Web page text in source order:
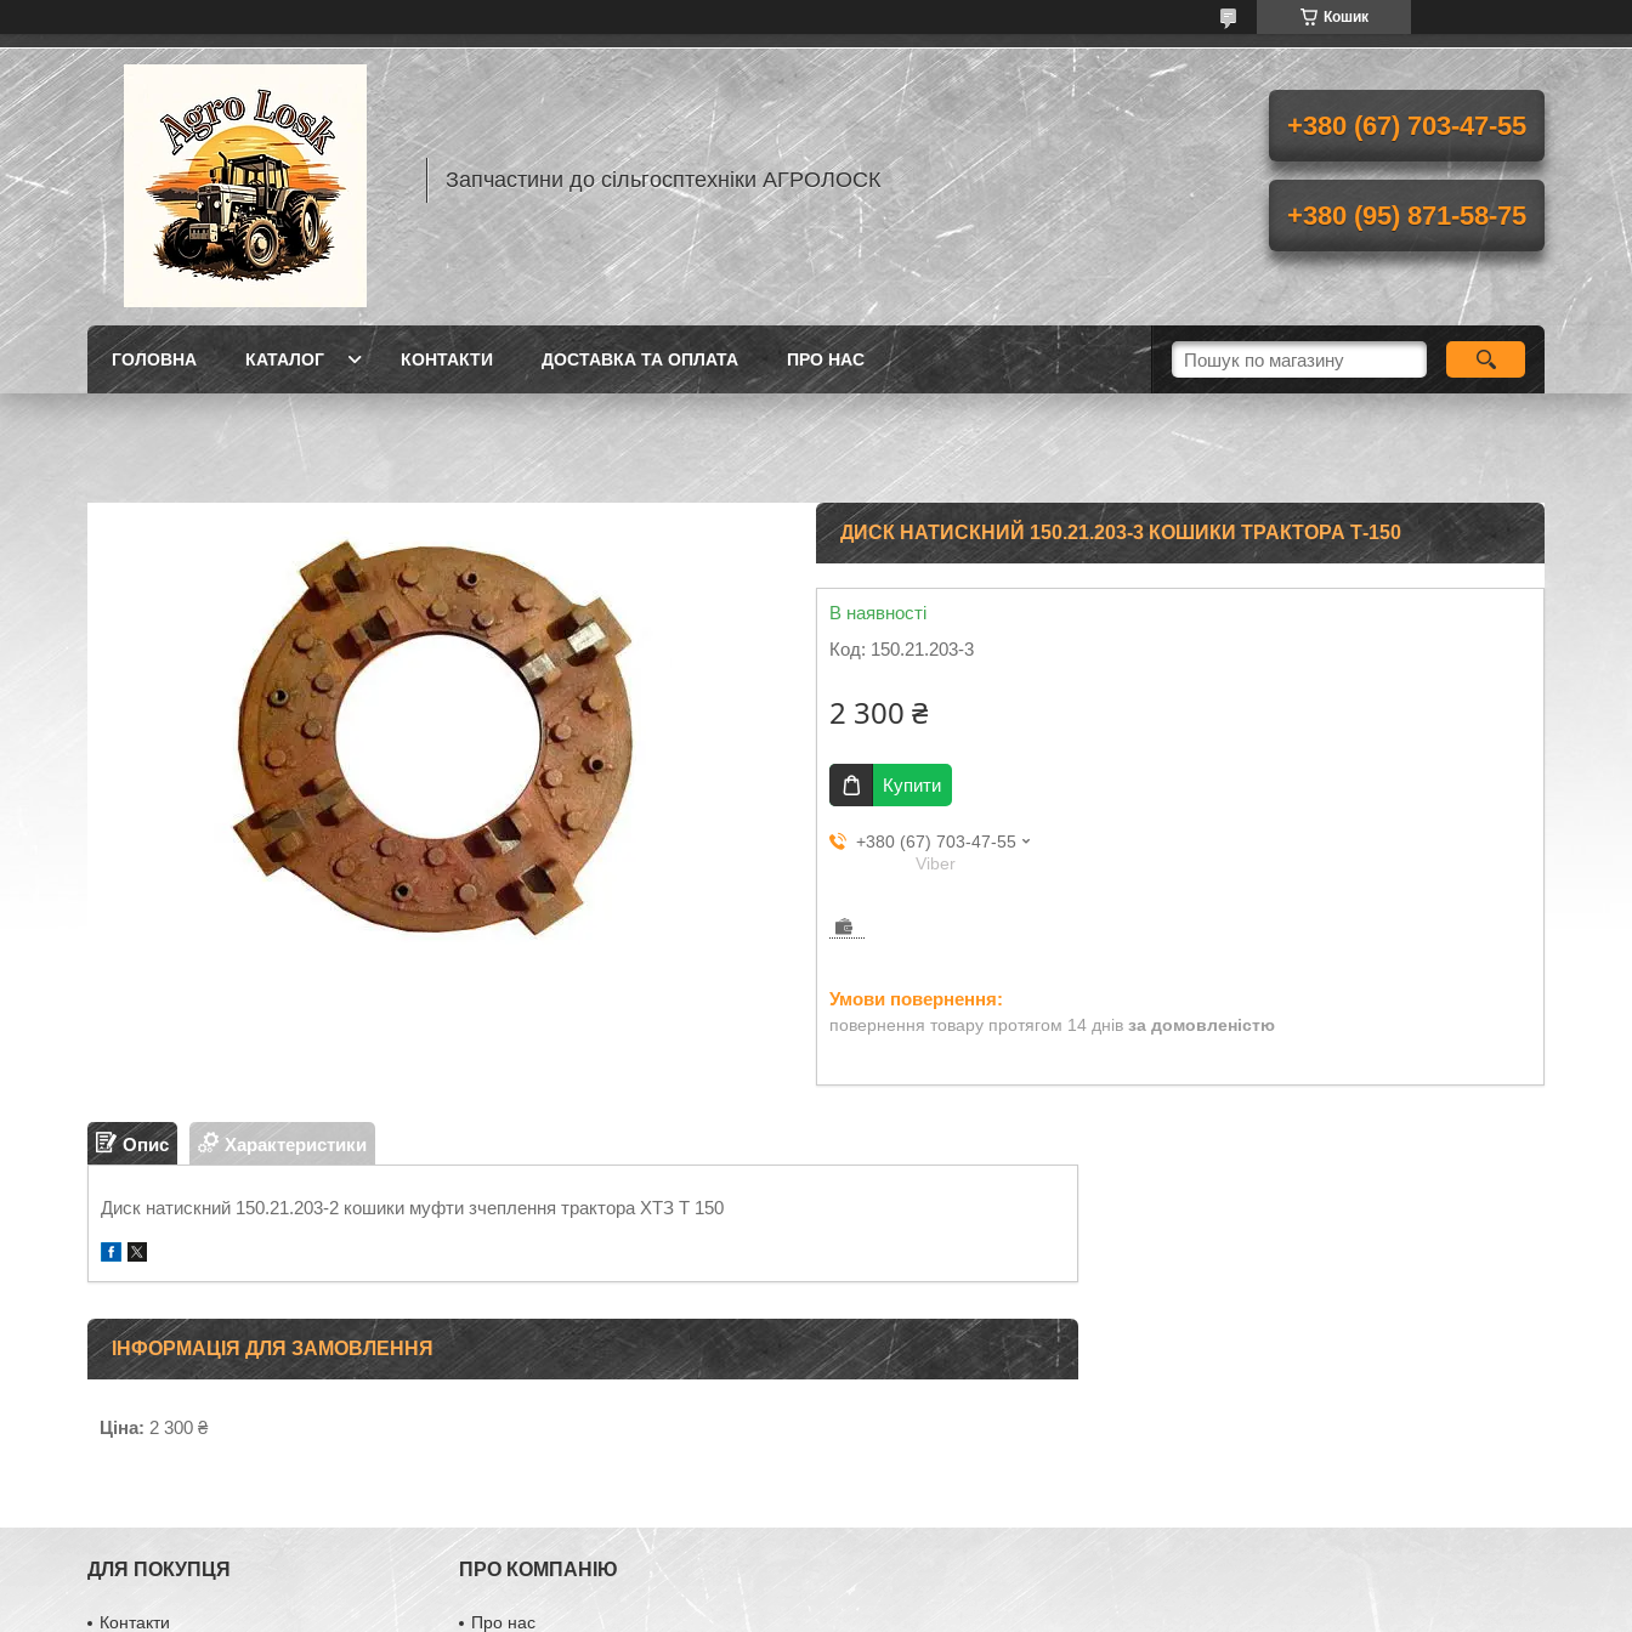
Кошик
Запчастини до сільгосптехніки АГРОЛОСК
+380 (67) 703-47-55
+380 (95) 871-58-75
ГОЛОВНА КАТАЛОГ КОНТАКТИ ДОСТАВКА ТА ОПЛАТА ПРО НАС
ДИСК НАТИСКНИЙ 150.21.203-3 КОШИКИ ТРАКТОРА Т-150
В наявності
Код: 150.21.203-3
2 300 ₴
Купити
+380 (67) 703-47-55
Viber
повернення товару протягом 14 днів за домовленістю
Опис Характеристики
Диск натискний 150.21.203-2 кошики муфти зчеплення трактора ХТЗ Т 150
ІНФОРМАЦІЯ ДЛЯ ЗАМОВЛЕННЯ
Ціна: 2 300 ₴
ДЛЯ ПОКУПЦЯ
Контакти
ПРО КОМПАНІЮ
Про нас